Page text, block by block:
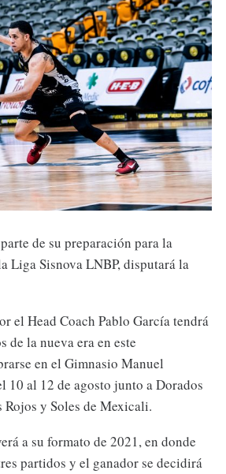
de su preparación para la
Liga Sisnova LNBP, disputará la
el Head Coach Pablo García tendrá
de la nueva era en este
en el Gimnasio Manuel
10 al 12 de agosto junto a Dorados
y Soles de Mexicali.
a su formato de 2021, en donde
partidos y el ganador se decidirá